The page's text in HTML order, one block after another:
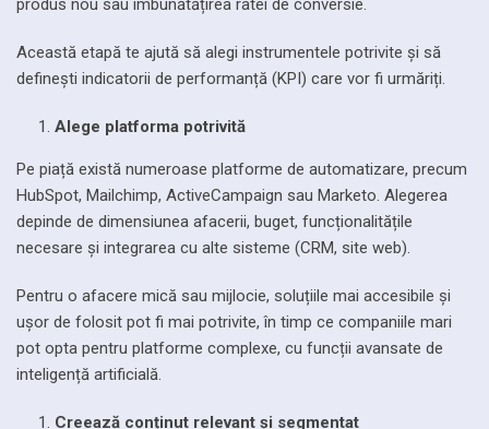
produs nou sau îmbunătățirea ratei de conversie.
Această etapă te ajută să alegi instrumentele potrivite și să
definești indicatorii de performanță (KPI) care vor fi urmăriți.
Alege platforma potrivită
Pe piață există numeroase platforme de automatizare, precum
HubSpot, Mailchimp, ActiveCampaign sau Marketo. Alegerea
depinde de dimensiunea afacerii, buget, funcționalitățile
necesare și integrarea cu alte sisteme (CRM, site web).
Pentru o afacere mică sau mijlocie, soluțiile mai accesibile și
ușor de folosit pot fi mai potrivite, în timp ce companiile mari
pot opta pentru platforme complexe, cu funcții avansate de
inteligență artificială.
Creează conținut relevant și segmentat